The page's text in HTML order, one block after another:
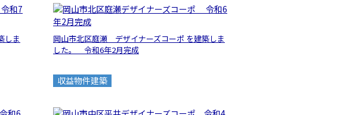
しま
岡山市北区庭瀬 デザイナーズコーポ を建築しま
した。 令和6年2月完成
収益物件建築